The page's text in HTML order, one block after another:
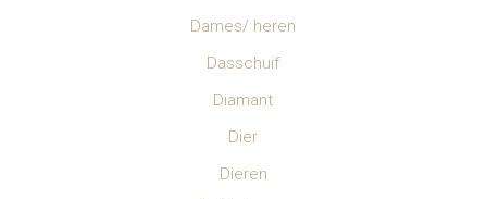
Dames/ heren
Dasschuif
Diamant
Dier
Dieren